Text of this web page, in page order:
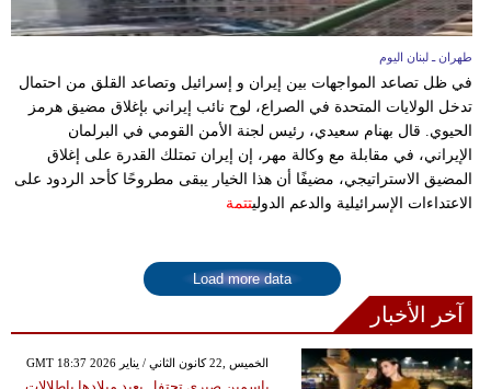
طهران ـ لبنان اليوم
في ظل تصاعد المواجهات بين إيران و إسرائيل وتصاعد القلق من احتمال
تدخل الولايات المتحدة في الصراع، لوح نائب إيراني بإغلاق مضيق هرمز
الحيوي. قال بهنام سعيدي، رئيس لجنة الأمن القومي في البرلمان
الإيراني، في مقابلة مع وكالة مهر، إن إيران تمتلك القدرة على إغلاق
المضيق الاستراتيجي، مضيفًا أن هذا الخيار يبقى مطروحًا كأحد الردود على
الاعتداءات الإسرائيلية والدعم الدوليتتمة
Load more data
آخر الأخبار
GMT 18:37 2026 الخميس ,22 كانون الثاني / يناير